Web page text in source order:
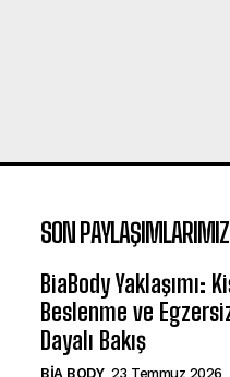
SON PAYLAŞIMLARIMIZ
BiaBody Yaklaşımı:
Beslenme ve
Dayalı Bakış
BIA BODY 23 Temmuz 2026